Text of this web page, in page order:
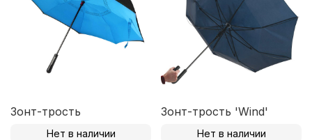
Зонт-трость
Нет в наличии
Зонт-трость 'Wind'
Нет в наличии